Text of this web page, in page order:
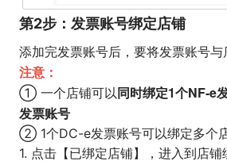
第2步：发票账号绑定店铺
添加完发票账号后，要将发票账号与
注意：
① 一个店铺可以同时绑定1个NF-e
发票账号
② 1个DC-e发票账号可以绑定多个
1. 点击【已绑定店铺】，进入到店铺